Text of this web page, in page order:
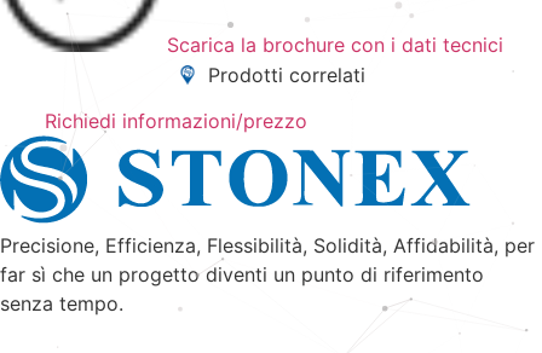
Scarica la brochure con i dati tecnici
Prodotti correlati
Richiedi informazioni/prezzo
Precisione, Efficienza, Flessibilità, Solidità, Affidabilità, per
far sì che un progetto diventi un punto di riferimento
senza tempo.